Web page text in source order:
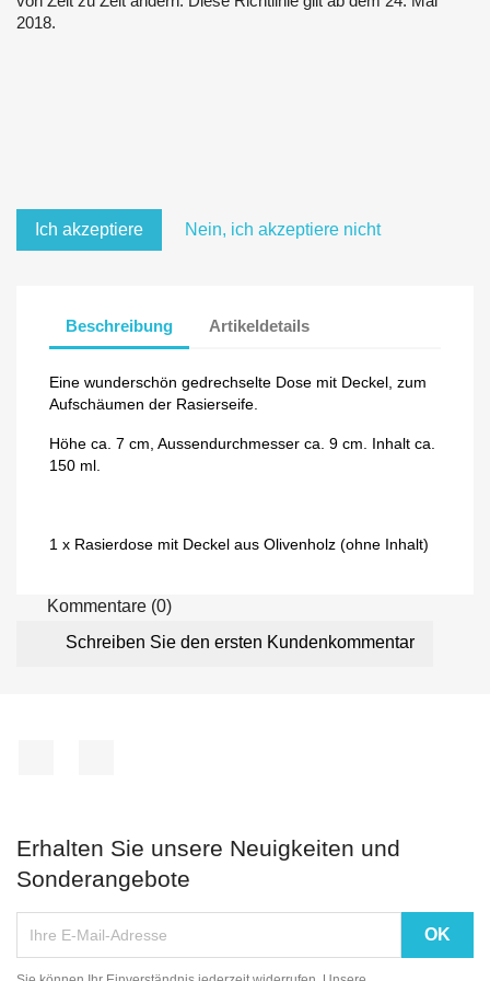
2018.
Ich akzeptiere Nein, ich akzeptiere nicht
Beschreibung Artikeldetails
Eine wunderschön gedrechselte Dose mit Deckel, zum
Aufschäumen der Rasierseife.
Höhe ca. 7 cm, Aussendurchmesser ca. 9 cm. Inhalt ca.
150 ml.
1 x Rasierdose mit Deckel aus Olivenholz (ohne Inhalt)
Kommentare (0)
Schreiben Sie den ersten Kundenkommentar
Erhalten Sie unsere Neuigkeiten und
Sonderangebote